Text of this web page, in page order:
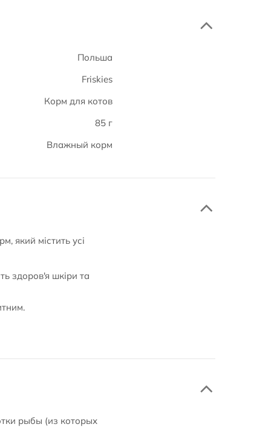
Польша
Friskies
Корм для котов
85 г
Влажный корм
який містить усі
здоров'я шкіри та
рыбы (из которых